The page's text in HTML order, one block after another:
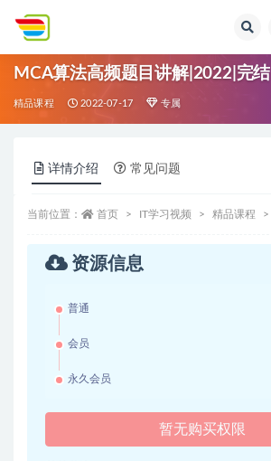
MCA算法高频题目讲解|2022|完结
精品课程 2022-07-17 专属
详情介绍 常见问题
当前位置： 首页 IT学习视频 精品课程
资源信息
普通
会员
永久会员
暂无购买权限